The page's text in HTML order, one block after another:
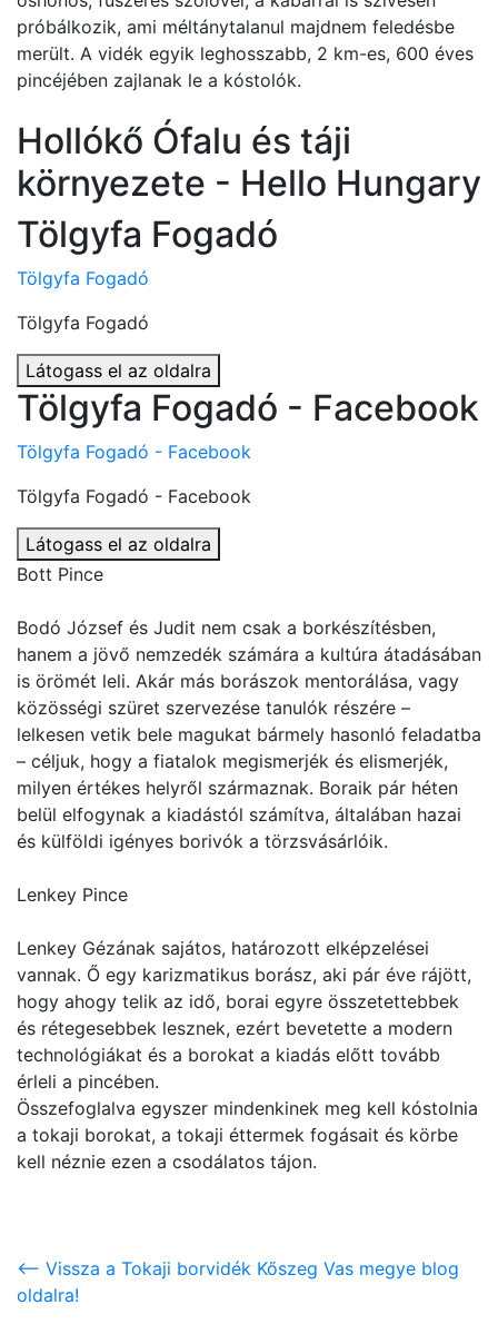
próbálkozik, ami méltánytalanul majdnem feledésbe
merült. A vidék egyik leghosszabb, 2 km-es, 600 éves
pincéjében zajlanak le a kóstolók.
Hollókő Ófalu és táji
környezete - Hello Hungary
Tölgyfa Fogadó
Tölgyfa Fogadó
Tölgyfa Fogadó
Látogass el az oldalra
Tölgyfa Fogadó - Facebook
Tölgyfa Fogadó - Facebook
Tölgyfa Fogadó - Facebook
Látogass el az oldalra
Bott Pince
Bodó József és Judit nem csak a borkészítésben,
hanem a jövő nemzedék számára a kultúra átadásában
is örömét leli. Akár más borászok mentorálása, vagy
közösségi szüret szervezése tanulók részére –
lelkesen vetik bele magukat bármely hasonló feladatba
– céljuk, hogy a fiatalok megismerjék és elismerjék,
milyen értékes helyről származnak. Boraik pár héten
belül elfogynak a kiadástól számítva, általában hazai
és külföldi igényes borivók a törzsvásárlóik.
Lenkey Pince
Lenkey Gézának sajátos, határozott elképzelései
vannak. Ő egy karizmatikus borász, aki pár éve rájött,
hogy ahogy telik az idő, borai egyre összetettebbek
és rétegesebbek lesznek, ezért bevetette a modern
technológiákat és a borokat a kiadás előtt tovább
érleli a pincében.
Összefoglalva egyszer mindenkinek meg kell kóstolnia
a tokaji borokat, a tokaji éttermek fogásait és körbe
kell néznie ezen a csodálatos tájon.
<-- Vissza a Tokaji borvidék Kőszeg Vas megye blog
oldalra!